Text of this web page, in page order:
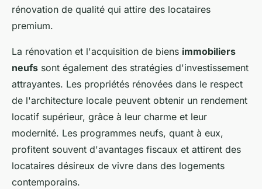
rénovation de qualité qui attire des locataires
premium.
La rénovation et l'acquisition de biens immobiliers
neufs sont également des stratégies d'investissement
attrayantes. Les propriétés rénovées dans le respect
de l'architecture locale peuvent obtenir un rendement
locatif supérieur, grâce à leur charme et leur
modernité. Les programmes neufs, quant à eux,
profitent souvent d'avantages fiscaux et attirent des
locataires désireux de vivre dans des logements
contemporains.